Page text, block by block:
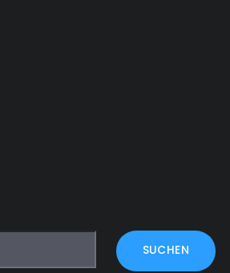
SUCHEN